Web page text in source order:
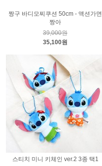
짱구 바디모찌쿠션 50cm - 액션가면
짱아
39,000원
35,100원
스티치 미니 키체인 ver.2 3종 택1